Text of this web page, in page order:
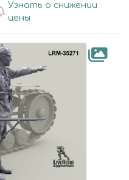
Узнать о снижении
цены